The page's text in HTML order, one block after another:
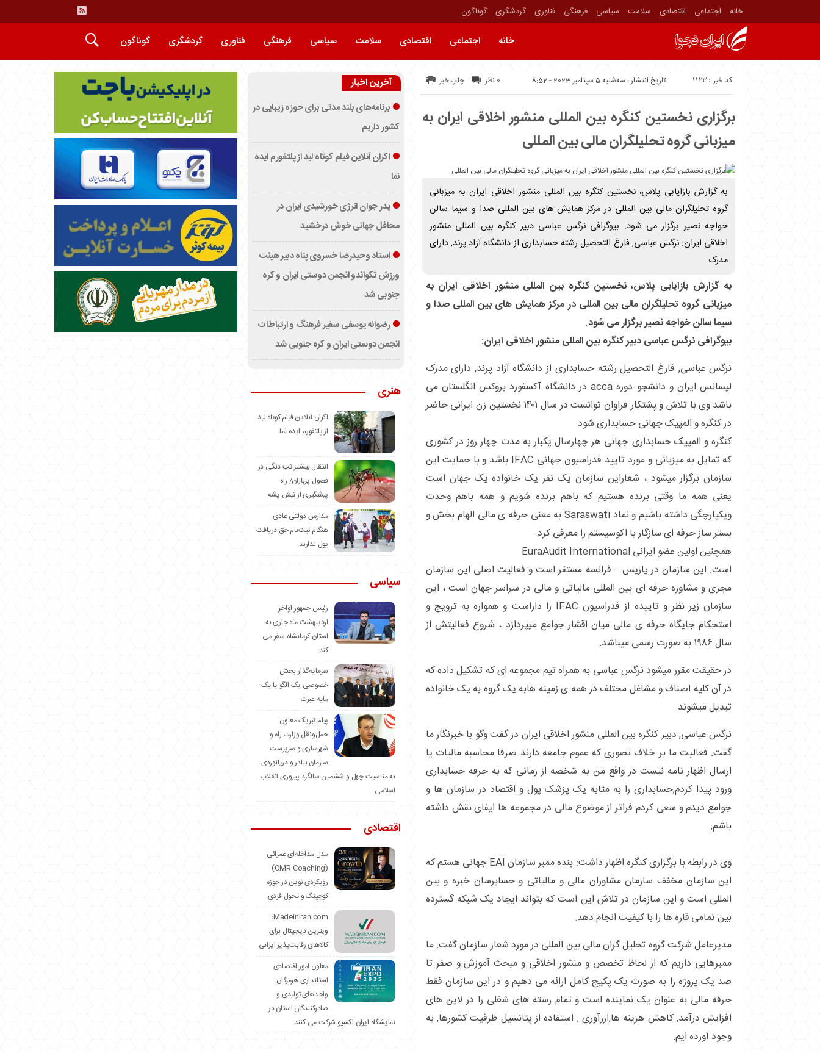
خانه اجتماعی اقتصادی سلامت سیاسی فرهنگی فناوری گردشگری گوناگون
خانه اجتماعی اقتصادی سلامت سیاسی فرهنگی فناوری گردشگری گوناگون
تاریخ انتشار : سه‌شنبه 5 سپتامبر 2023 - 8:52 کد خبر : 1123 چاپ خبر 0 نظر
برگزاری نخستین کنگره بین المللی منشور اخلاقی ایران به
میزبانی گروه تحلیلگران مالی بین المللی
به گزارش بازایابی پلاس، نخستین کنگره بین المللی منشور اخلاقی ایران به میزبانی
گروه تحلیلگران مالی بین المللی در مرکز همایش های بین المللی صدا و سیما سالن
خواجه نصیر برگزار می شود. بیوگرافی نرگس عباسی دبیر کنگره بین المللی منشور
اخلاقی ایران: نرگس عباسی, فارغ التحصیل رشته حسابداری از دانشگاه آزاد پرند, دارای
مدرک
به گزارش بازایابی پلاس، نخستین کنگره بین المللی منشور اخلاقی ایران به
میزبانی گروه تحلیلگران مالی بین المللی در مرکز همایش های بین المللی صدا و
سیما سالن خواجه نصیر برگزار می شود.
بیوگرافی نرگس عباسی دبیر کنگره بین المللی منشور اخلاقی ایران:
نرگس عباسی, فارغ التحصیل رشته حسابداری از دانشگاه آزاد پرند, دارای مدرک
لیسانس ایران و دانشجو دوره acca در دانشگاه آکسفورد بروکس انگلستان می
باشد.وی با تلاش و پشتکار فراوان توانست در سال ۱۴۰۱ نخستین زن ایرانی حاضر
در کنگره و المپیک جهانی حسابداری شود
کنگره و المپیک حسابداری جهانی هر چهارسال یکبار به مدت چهار روز در کشوری
که تمایل به میزبانی و مورد تایید فدراسیون جهانی IFAC باشد و با حمایت این
سازمان برگزار میشود ، شعاراین سازمان یک نفر یک خانواده یک جهان است
یعنی همه ما وقتی برنده هستیم که باهم برنده شویم و همه باهم وحدت
ویکپارچگی داشته باشیم و نماد Saraswati به معنی حرفه ی مالی الهام بخش و
بستر ساز حرفه ای سازگار با اکوسیستم را معرفی کرد.
همچنین اولین عضو ایرانی EuraAudit International
است. این سازمان در پاریس – فرانسه مستقر است و فعالیت اصلی این سازمان
مجری و مشاوره حرفه ای بین المللی مالیاتی و مالی در سراسر جهان است ، این
سازمان زیر نظر و تاییده از فدراسیون IFAC را داراست و همواره به ترویج و
استحکام جایگاه حرفه ی مالی میان اقشار جوامع میپردازد ، شروع فعالیتش از
سال ۱۹۸۶ به صورت رسمی میباشد.
در حقیقت مقرر میشود نرگس عباسی به همراه تیم مجموعه ای که تشکیل داده که
در آن کلیه اصناف و مشاغل مختلف در همه ی زمینه هابه یک گروه به یک خانواده
تبدیل میشوند.
نرگس عباسی, دبیر کنگره بین المللی منشور اخلاقی ایران در گفت وگو با خبرنگار ما
گفت: فعالیت ما بر خلاف تصوری که عموم جامعه دارند صرفا محاسبه مالیات یا
ارسال اظهار نامه نیست در واقع من به شخصه از زمانی که به حرفه حسابداری
ورود پیدا کردم,حسابداری را به مثابه یک پزشک پول و اقتصاد در سازمان ها و
جوامع دیدم و سعی کردم فراتر از موضوع مالی در مجموعه ها ایفای نقش داشته
باشم,
وی در رابطه با برگزاری کنگره اظهار داشت: بنده ممبر سازمان EAI جهانی هستم که
این سازمان مخفف سازمان مشاوران مالی و مالیاتی و حسابرسان خبره و بین
المللی است و این سازمان در تلاش این است که بتواند ایجاد یک شبکه گسترده
بین تمامی قاره ها را با کیفیت انجام دهد.
مدیرعامل شرکت گروه تحلیل گران مالی بین المللی در مورد شعار سازمان گفت: ما
ممبرهایی داریم که از لحاظ تخصص و منشور اخلاقی و مبحث آموزش و صفر تا
صد یک پروژه را به صورت یک پکیج کامل ارائه می دهیم و در این سازمان فقط
حرفه مالی به عنوان یک نماینده است و تمام رسته های شغلی را در لاین های
افزایش درآمد, کاهش هزینه ها,ارزآوری , استفاده از پتانسیل ظرفیت کشورها, به
وجود آورده ایم.
آخرین اخبار
برنامه‌های بلند مدتی برای حوزه زیبایی در
کشور داریم
اکران آنلاین فیلم کوتاه لید از پلتفورم ایده
نما
پدر جوان انرژی خورشیدی ایران در
محافل جهانی خوش درخشید
استاد وحیدرضا خسروی پناه دبیر هیئت
ورزش تکواندو انجمن دوستی ایران و کره
جنوبی شد
رضوانه یوسفی سفیر فرهنگ و ارتباطات
انجمن دوستی ایران و کره جنوبی شد
هنری
اکران آنلاین فیلم کوتاه لید
از پلتفورم ایده نما
انتقال بیشتر تب دنگی در
فصول پرباران/ راه
پیشگیری از نیش پشه
مدارس دولتی عادی
هنگام ثبت‌نام حق دریافت
پول ندارند
سیاسی
رئیس جمهور اواخر
اردیبهشت ماه جاری به
استان کرمانشاه سفر می
کند.
سرمایه‌گذار بخش
خصوصی یک الگو یا یک
مایه عبرت
️پیام تبریک معاون
حمل‌ونقل وزارت راه و
شهرسازی و سرپرست
سازمان بنادر و دریانوردی
به مناسبت چهل و ششمین سالگرد پیروزی انقلاب
اسلامی
اقتصادی
مدل مداخله‌ای عمرائی
(OMR Coaching)
رویکردی نوین در حوزه
کوچینگ و تحول فردی
Madeiniran.com؛
ویترین دیجیتال برای
کالاهای رقابت‌پذیر ایرانی
معاون امور اقتصادی
استانداری هرمزگان:
واحدهای تولیدی و
صادرکنندگان استان در
نمایشگاه ایران اکسپو شرکت می کنند